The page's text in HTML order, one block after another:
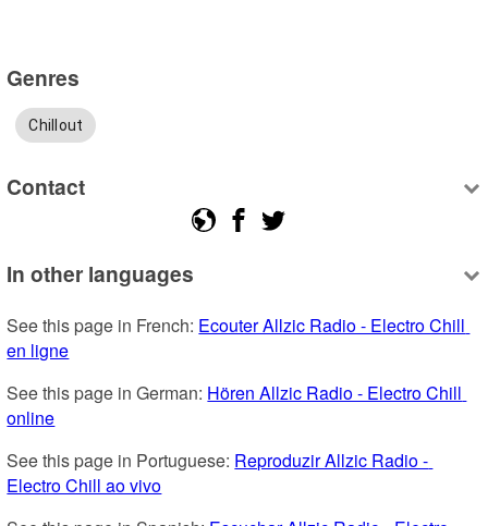
Genres
Chillout
Contact
In other languages
See this page in French: Ecouter Allzic Radio - Electro Chill
en ligne
See this page in German: Hören Allzic Radio - Electro Chill
online
See this page in Portuguese: Reproduzir Allzic Radio -
Electro Chill ao vivo